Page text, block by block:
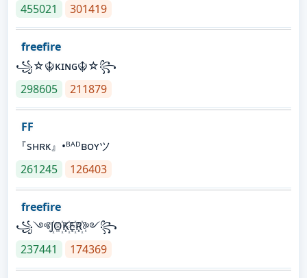
455021
301419
freefire
꧁☆☬κɪɴɢ☬☆꧂
298605
211879
FF
『sʜʀᴋ』•ᴮᴬᴰʙᴏʏツ
261245
126403
freefire
꧁༺J꙰O꙰K꙰E꙰R꙰༻꧂
237441
174369